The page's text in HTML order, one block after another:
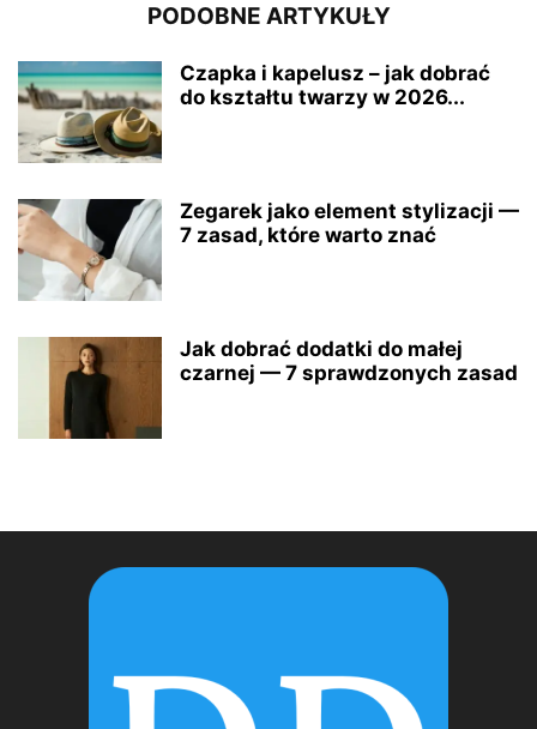
PODOBNE ARTYKUŁY
Czapka i kapelusz – jak dobrać
do kształtu twarzy w 2026...
Zegarek jako element stylizacji —
7 zasad, które warto znać
Jak dobrać dodatki do małej
czarnej — 7 sprawdzonych zasad